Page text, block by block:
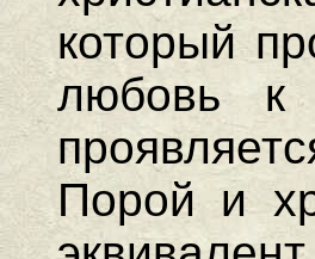
который
любовь к
Порой и